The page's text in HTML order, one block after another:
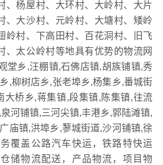
、杨屋村、大环村、大岭村、大片
、大沙村、元岭村、大塘村、矮岭
岭村、下高田村、百花洞村、旧飞
、太公岭村等地具有优势的物流网
堂乡,汪棚镇,石佛店镇,胡族铺镇,秀
,柳树店乡,张老埠乡,杨集乡,番城街
大桥乡,蒋集镇,段集镇,陈集镇,往流
河铺镇,三河尖镇,丰港乡,郭陆滩镇,
庙镇,洪埠乡,蓼城街道,沙河铺镇,徐
覆盖公路汽车快运，铁路特快运
储物流配送，产品物流，项目物